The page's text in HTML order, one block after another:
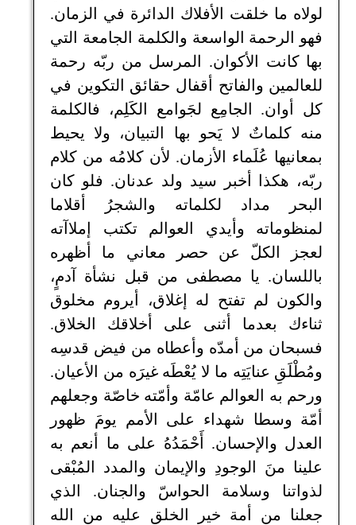
لولاه ما خلقت الأفلاك الدائرة في الزمان.
فهو الرحمة الواسعة والكلمة الجامعة التي
بها كانت الأكوان. المرسل من ربّه رحمة
للعالمين والفاتح أقفال حقائق التكوين في
كل أوان. الجامِع لجَوامع الكَلِم، فالكلمة
منه كلماتٌ لا يَحو بها التبيان، ولا يحيط
بمعانيها عُلَماء الأزمان. لأن كلامُه من كلام
ربّه، هكذا أخبر سيد ولد عدنان. فلو كان
البحر مداد لكلماته والشجرُ أقلاما
لمنظوماته وأيدي العوالم تكتب إملاآته
لعجز الكلّ عن حصر معاني ما أظهره
باللسان. يا مصطفى من قبل نشأة آدمٍ،
والكون لم تفتح له إغلاق، أيروم مخلوق
ثناءك بعدما أثنى على أخلاقك الخلاق.
فسبحان من أمدّه وأعطاه من فيض قدسِه
ومُطْلَقِ عنايَتِه ما لا يُعْطَه غيرَه من الأعيان.
ورحم به العوالم عامّة وأمّته خاصّة وجعلهم
أمّة وسطا شهداء على الأمم يومَ ظهور
العدل والإحسان. أَحْمَدُهُ على ما أنعم به
علينا منَ الوجودِ والإيمان والمدد المُبْقى
لذواتنا وسلامة الحواسّ والجنان. الذي
جعلنا من أمة خير الخلق عليه من الله